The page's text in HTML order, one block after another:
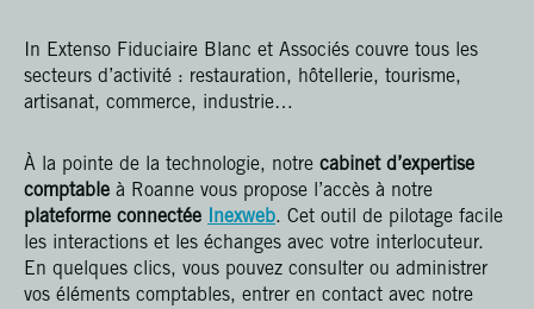
In Extenso Fiduciaire Blanc et Associés couvre tous les
secteurs d’activité : restauration, hôtellerie, tourisme,
artisanat, commerce, industrie…
À la pointe de la technologie, notre cabinet d’expertise
comptable à Roanne vous propose l’accès à notre
plateforme connectée
Inexweb. Cet outil de pilotage facile
les interactions et les échanges avec votre interlocuteur.
En quelques clics, vous pouvez consulter ou administrer
vos éléments comptables, entrer en contact avec notre